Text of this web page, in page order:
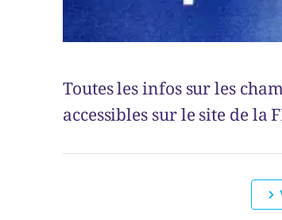
Toutes les infos sur les
accessibles sur le site de la